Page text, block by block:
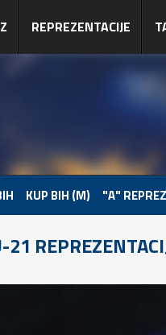
REPREZENTACIJE
KUP BIH (M) "A"